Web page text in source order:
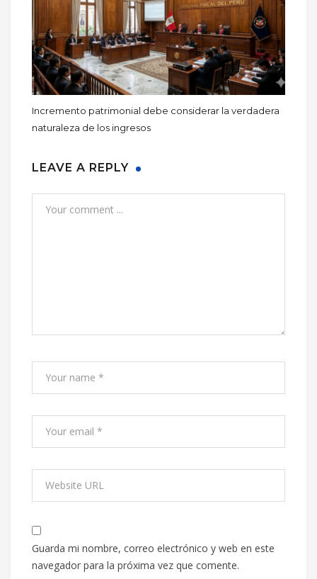
Incremento patrimonial debe considerar la verdadera
naturaleza de los ingresos
LEAVE A REPLY
Guarda mi nombre, correo electrónico y web en este
navegador para la próxima vez que comente.